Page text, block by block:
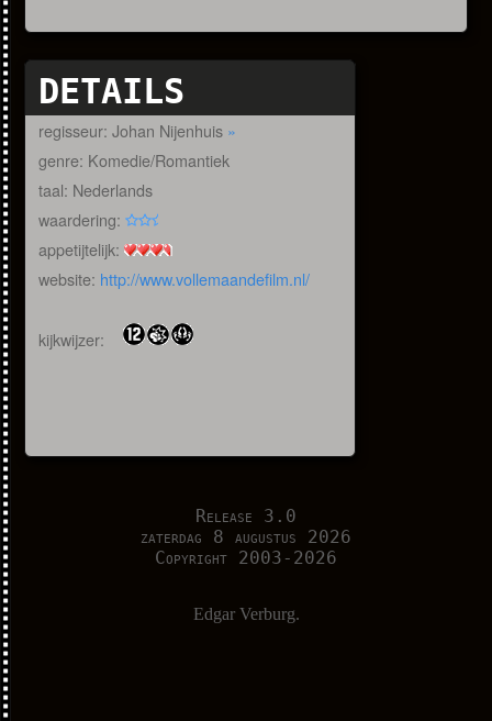
DETAILS
regisseur: Johan Nijenhuis »
genre: Komedie/Romantiek
taal: Nederlands
waardering:
appetijtelijk:
website: http://www.vollemaandefilm.nl/
kijkwijzer:
Release 3.0
zaterdag 8 augustus 2026
Copyright 2003-2026
Edgar Verburg.